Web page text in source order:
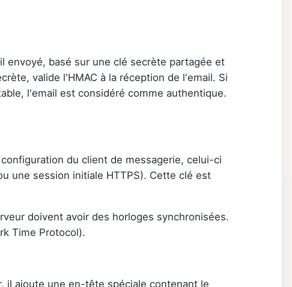
envoyé, basé sur une clé secrète partagée et
valide l'HMAC à la réception de l'email. Si
l'email est considéré comme authentique.
du client de messagerie, celui-ci
une session initiale HTTPS). Cette clé est
doivent avoir des horloges synchronisées.
Time Protocol).
il ajoute une en-tête spéciale contenant le